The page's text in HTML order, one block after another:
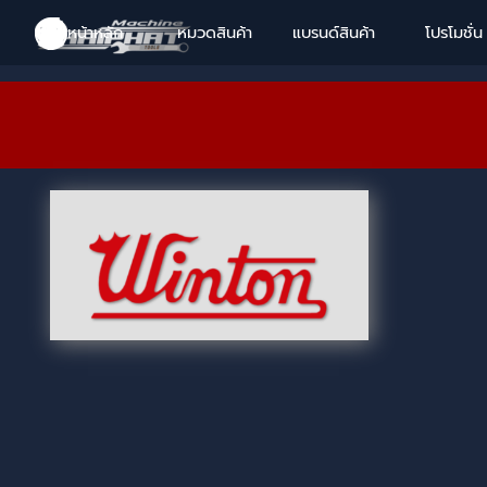
หน้าหลัก หมวดสินค้า ▼
แบรนด์สินค้า ▼
โปรโมชั่น
Skip menu
Skip menu
Skip menu
Skip menu